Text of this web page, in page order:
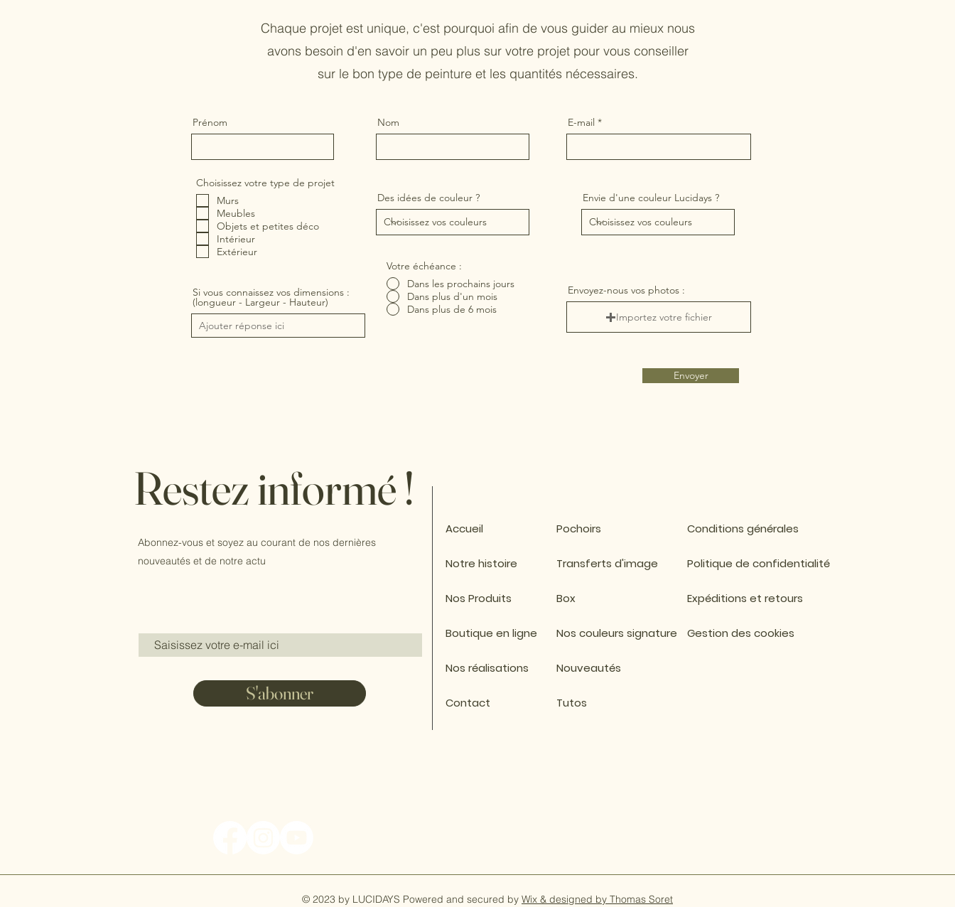
Chaque projet est unique, c'est pourquoi afin de vous guider au mieux nous
avons besoin d'en savoir un peu plus sur votre projet pour vous conseiller
sur le bon type de peinture et les quantités nécessaires.
Prénom
Choisissez votre type de projet
Murs
Meubles
Objets et petites déco
Intérieur
Extérieur
Si vous connaissez vos dimensions :
(longueur - Largeur - Hauteur)
Nom
Des idées de couleur ?
Votre échéance :
Dans les prochains jours
Dans plus d'un mois
Dans plus de 6 mois
E-mail
Envie d'une couleur Lucidays ?
Envoyez-nous vos photos :
Importez votre fichier
Envoyer
Restez informé !
Abonnez-vous et soyez au courant de nos dernières
nouveautés et de notre actu
S'abonner
Accueil
Notre histoire
Nos Produits
Boutique en ligne
Nos réalisations
Contact
Pochoirs
Transferts d'image
Box
Nos couleurs signature
Nouveautés
Tutos
Conditions générales
Politique de confidentialité
Expéditions et retours
Gestion des cookies
© 2023 by LUCIDAYS Powered and secured by Wix & designed by Thomas Soret